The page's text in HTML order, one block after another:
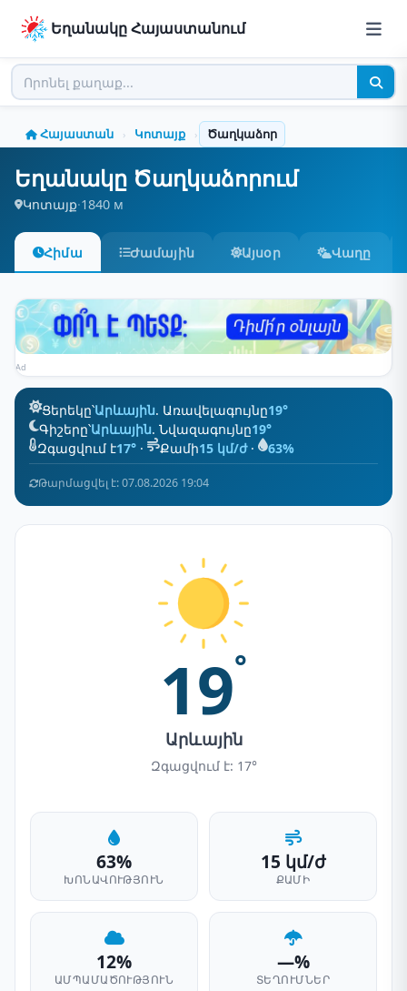
Եղանակը Հայաստանում
Հայաստան › Կոտայք › Ծաղկաձոր
Եղանակը Ծաղկաձորում
Կոտայք·1840 м
Հիմա Ժամային Այսօր Վաղը
Ad
Ցերեկը՝Արևային. Առավելագույնը19°
Գիշերը՝Արևային. Նվազագույնը19°
Զգացվում է17° · Քամի15 կմ/ժ· 63%
Թարմացվել է: 07.08.2026 19:04
19°
Արևային
Զգացվում է: 17°
63%
ԽՈՆԱՎՈՒԹՅՈՒՆ
15 կմ/ժ
ՔԱՄԻ
12%
ԱՄՊԱՄԱԾՈՒԹՅՈՒՆ
—%
ՏԵՂՈՒՄՆԵՐ